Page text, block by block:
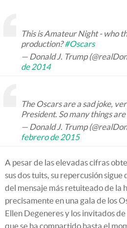
This is Amateur Night - who
production?#Oscars
— Donald J. Trump
de 2014
The Oscars are a sad joke,
President. So many things
— Donald J. Trump
febrero de 2015
A pesar de las elevadas cifras
sus dos tuits, su repercusión sigue
del mensaje más retuiteado de la
precisamente en una gala de los
Ellen Degeneres y los invitados
que se ha compartido hasta el